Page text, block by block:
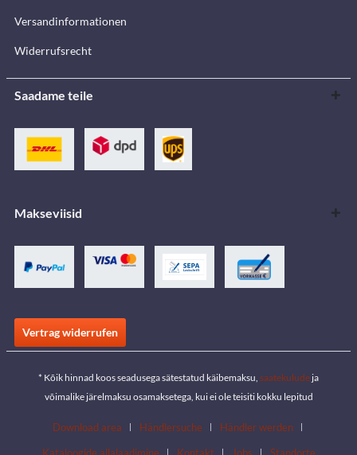
Versandinformationen
Widerrufsrecht
Saadame teile
Makseviisid
Vertrag widerrufen
* Kõik hinnad koos seadusega sätestatud käibemaksu, saatekulude ja
võimalike järelmaksu osamaksetega, kui ei ole teisiti kokku lepitud
Download area Händlersuche
Händler werden